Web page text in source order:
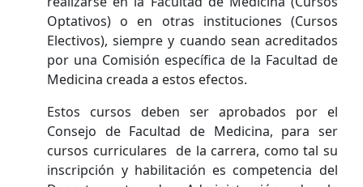
Optativos) o en otras instituciones (Cursos
Electivos), siempre y cuando sean acreditados
por una Comisión específica de la Facultad de
Medicina creada a estos efectos.
Estos cursos deben ser aprobados por el
Consejo de Facultad de Medicina, para ser
cursos curriculares de la carrera, como tal su
inscripción y habilitación es competencia del